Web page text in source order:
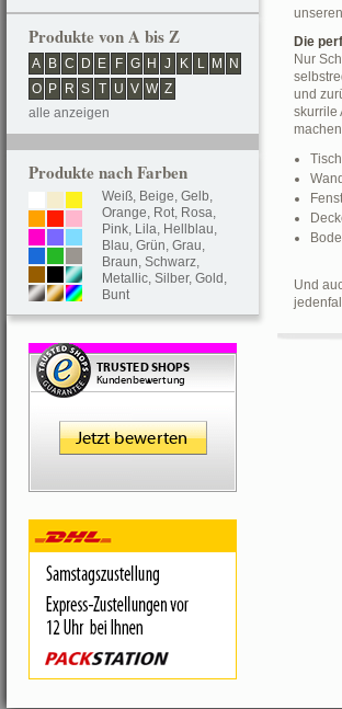
Die
Nur
und
skurrile
Und
Produkte von A bis Z
A B C D E F G H J K L M
N
O
P R S T U V W Z
alle anzeigen
Produkte nach Farben
Weiß, Beige, Gelb,
Orange, Rot, Rosa,
Pink, Lila, Hellblau,
Blau, Grün, Grau,
Braun, Schwarz,
Metallic, Silber, Gold ,
Bunt